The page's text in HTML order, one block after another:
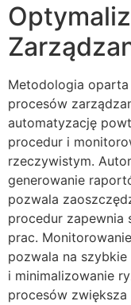
Metodologia
procesów
automatyzację
procedur i
rzeczywistym.
generowanie
pozwala
procedur zapewnia
prac.
pozwala na
i minimalizowanie
procesów